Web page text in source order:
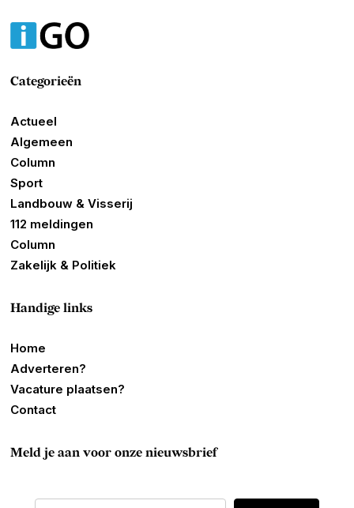
Categorieën
Actueel
Algemeen
Column
Sport
Landbouw & Visserij
112 meldingen
Column
Zakelijk & Politiek
Handige links
Home
Adverteren?
Vacature plaatsen?
Contact
Meld je aan voor onze nieuwsbrief